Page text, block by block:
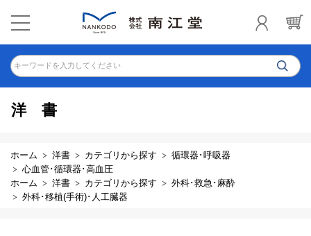
キーワードを入力してください
洋書
ホーム 洋書 カテゴリから探す
循環器･呼吸器
心血管･循環器･高血圧
ホーム
洋書 カテゴリから探す
外科･救急･麻酔
外科･移植(手術)･人工臓器